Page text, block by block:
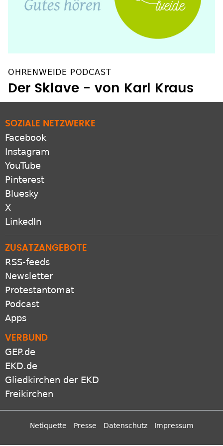
OHRENWEIDE PODCAST
SOZIALE NETZWERKE
Facebook
Instagram
YouTube
Pinterest
Bluesky
X
ZUSATZANGEBOTE
RSS-feeds
Newsletter
Protestantomat
Podcast
VERBUND
GEP.de
EKD.de
Gliedkirchen der EKD